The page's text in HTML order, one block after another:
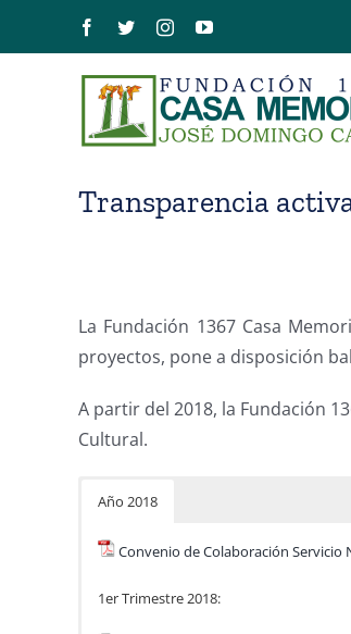
contenido
Facebook
TwitterInstagramYouTube
Transparencia
La Fundación 1367 Casa
proyectos, pone a disposición
A partir del 2018, la Fundación
Cultural.
Año 2018
Convenio de Colaboración Servicio
1er Trimestre 2018: